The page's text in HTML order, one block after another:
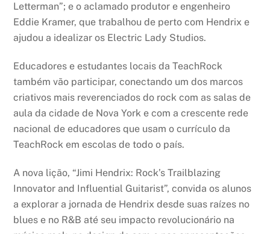
Letterman”; e o aclamado produtor e engenheiro
Eddie Kramer, que trabalhou de perto com Hendrix e
ajudou a idealizar os Electric Lady Studios.
Educadores e estudantes locais da TeachRock
também vão participar, conectando um dos marcos
criativos mais reverenciados do rock com as salas de
aula da cidade de Nova York e com a crescente rede
nacional de educadores que usam o currículo da
TeachRock em escolas de todo o país.
A nova lição, “Jimi Hendrix: Rock’s Trailblazing
Innovator and Influential Guitarist”, convida os alunos
a explorar a jornada de Hendrix desde suas raízes no
blues e no R&B até seu impacto revolucionário na